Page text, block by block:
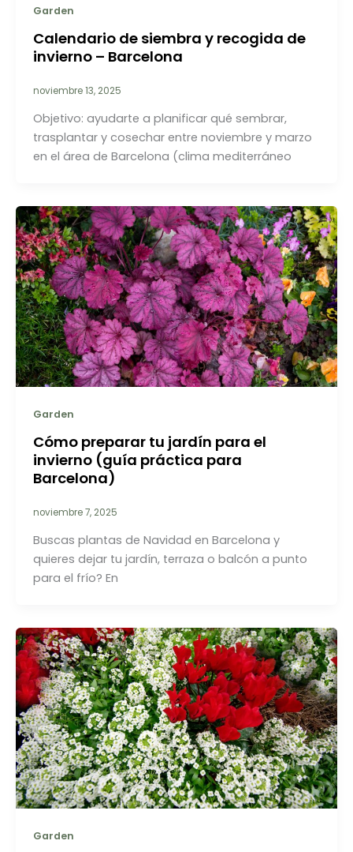
Garden
Calendario de siembra y recogida de
invierno – Barcelona
noviembre 13, 2025
Objetivo: ayudarte a planificar qué sembrar,
trasplantar y cosechar entre noviembre y marzo
en el área de Barcelona (clima mediterráneo
Garden
Cómo preparar tu jardín para el
invierno (guía práctica para
Barcelona)
noviembre 7, 2025
Buscas plantas de Navidad en Barcelona y
quieres dejar tu jardín, terraza o balcón a punto
para el frío? En
Garden